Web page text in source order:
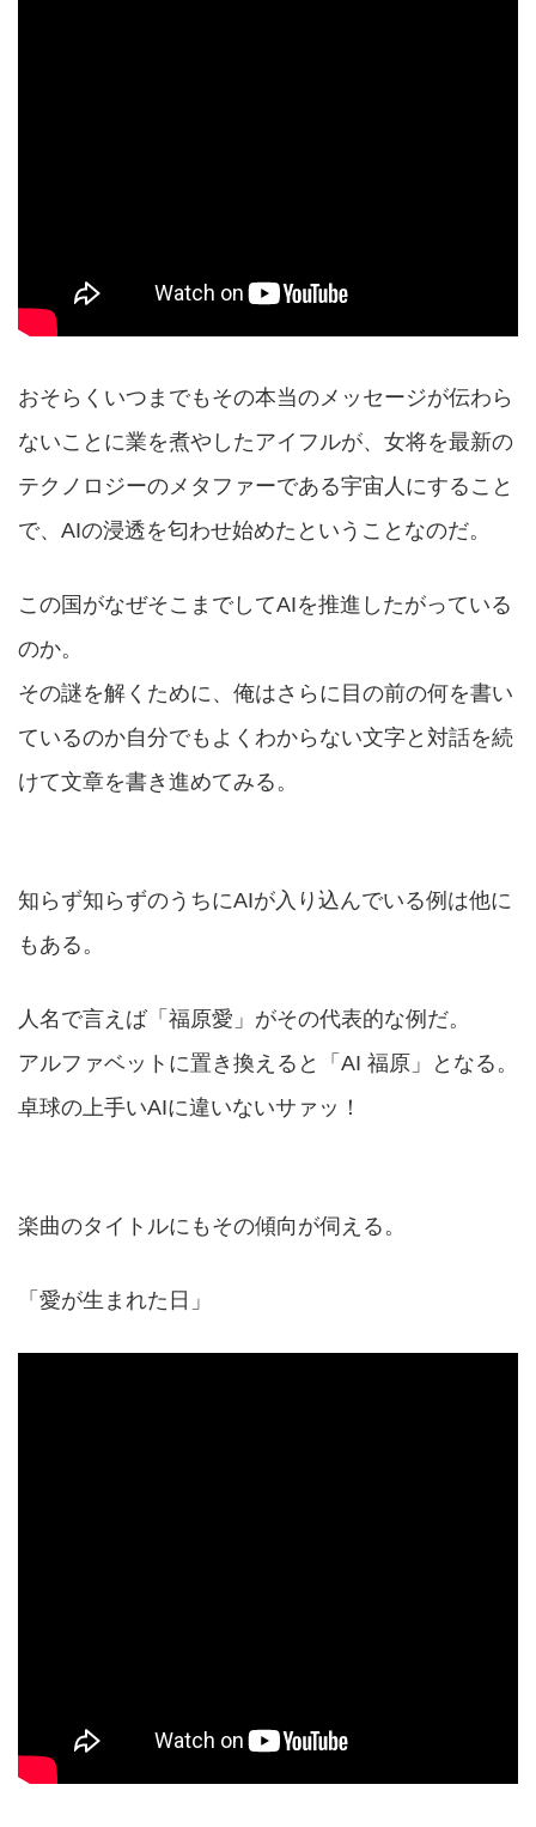
おそらくいつまでもその本当のメッセージが伝わら
ないことに業を煮やしたアイフルが、女将を最新の
テクノロジーのメタファーである宇宙人にすること
で、AIの浸透を匂わせ始めたということなのだ。
この国がなぜそこまでしてAIを推進したがっている
のか。
その謎を解くために、俺はさらに目の前の何を書い
ているのか自分でもよくわからない文字と対話を続
けて文章を書き進めてみる。
知らず知らずのうちにAIが入り込んでいる例は他に
もある。
人名で言えば「福原愛」がその代表的な例だ。
アルファベットに置き換えると「AI 福原」となる。
卓球の上手いAIに違いないサァッ！
楽曲のタイトルにもその傾向が伺える。
「愛が生まれた日」